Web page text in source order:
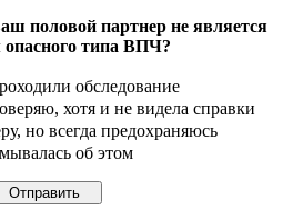
половой партнер не является
опасного типа ВПЧ?
обследование
хотя и не видела справки
но всегда предохраняюсь
об этом